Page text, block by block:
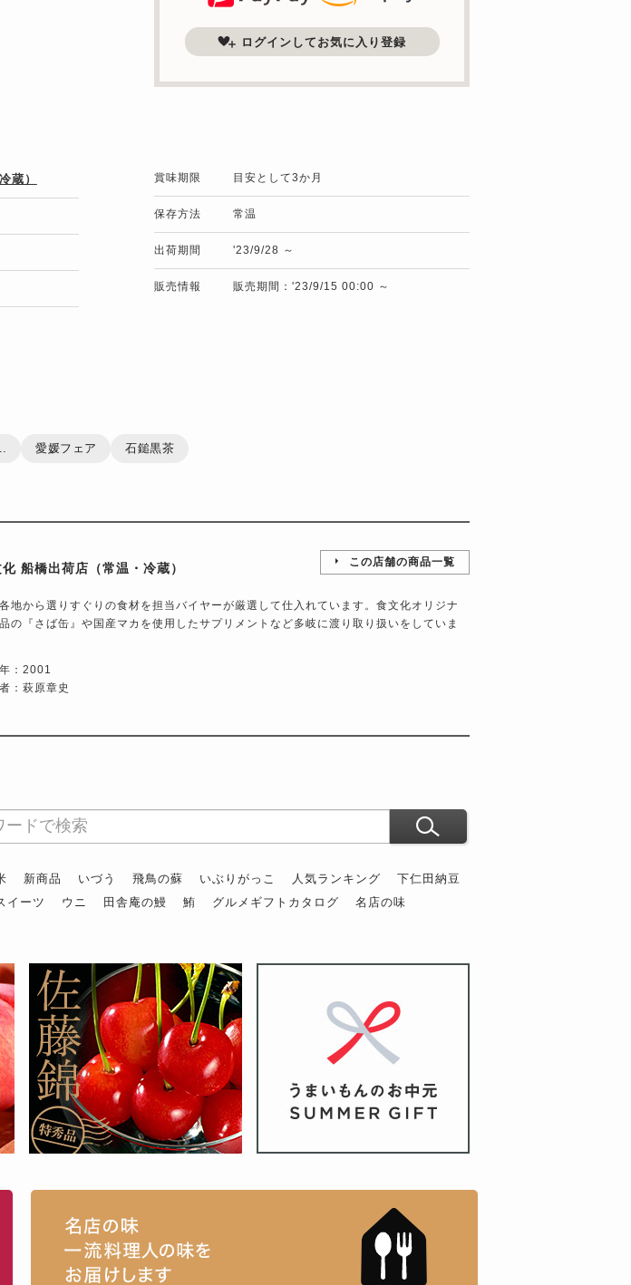
ログインしてお気に入り登録
蔵） 賞味期限 目安として3か月
保存方法 常温
出荷期間 '23/9/28 ～
販売情報 販売期間：'23/9/15 00:00 ～
愛媛フェア 石鎚黒茶
船橋出荷店（常温・冷蔵） この店舗の商品一覧
地から選りすぐりの食材を担当バイヤーが厳選して仕入れています。食文化オリジナ
の『さば缶』や国産マカを使用したサプリメントなど多岐に渡り取り扱いをしていま
：2001
：萩原章史
新商品 いづう 飛鳥の蘇 いぶりがっこ 人気ランキング
下仁田納豆
イーツ ウニ 田舎庵の鰻 鮪 グルメギフトカタログ 名店の味